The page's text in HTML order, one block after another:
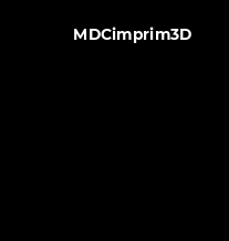
MDCimprim3D